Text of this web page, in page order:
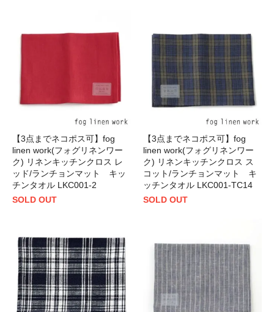
【3点までネコポス可】fog
linen work(フォグリネンワー
ク) リネンキッチンクロス レ
ッド/ランチョンマット キッ
チンタオル LKC001-2
SOLD OUT
【3点までネコポス可】fog
linen work(フォグリネンワー
ク) リネンキッチンクロス ス
コット/ランチョンマット キ
ッチンタオル LKC001-TC14
SOLD OUT